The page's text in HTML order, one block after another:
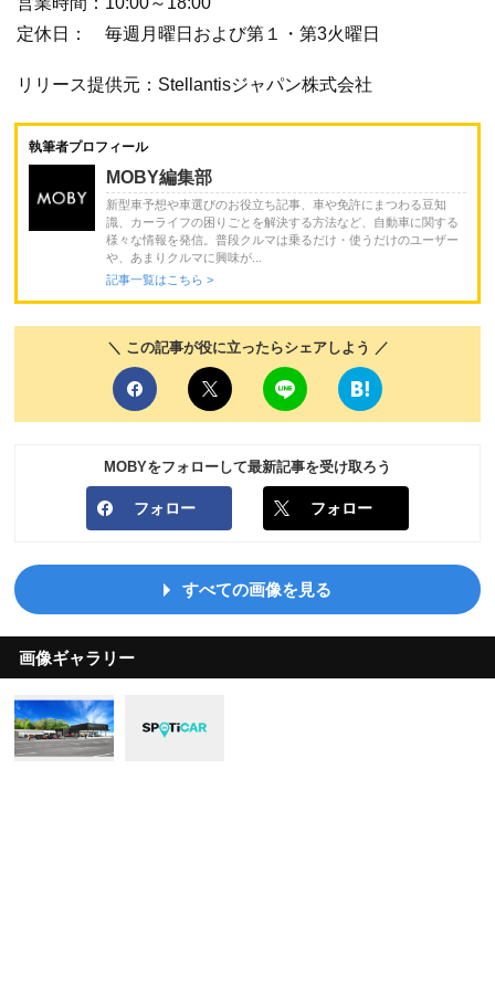
定休日： 毎週月曜日および第１・第3火曜日
リリース提供元：Stellantisジャパン株式会社
執筆者プロフィール
MOBY編集部
新型車予想や車選びのお役立ち記事、車や免許にまつわる豆知
識、カーライフの困りごとを解決する方法など、自動車に関する
様々な情報を発信。普段クルマは乗るだけ・使うだけのユーザー
や、あまりクルマに興味が...
記事一覧はこちら >
＼ この記事が役に立ったらシェアしよう ／
MOBYをフォローして最新記事を受け取ろう
フォロー フォロー
すべての画像を見る
画像ギャラリー